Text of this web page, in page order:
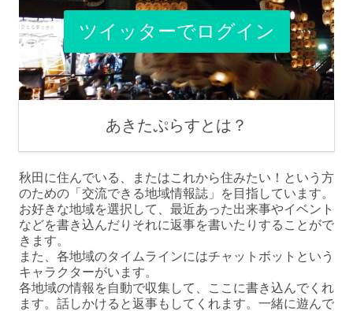
ツイッターでログイン
あきたぷらすとは？
秋田に住んでいる、またはこれから住みたい！という方
のための「交流できる地域情報誌」を目指しています。
お好きな地域を選択して、最近あった出来事やイベント
などを書き込んだりそれに返事を書いたりすることがで
きます。
また、各地域のタイムラインにはチャットボットという
キャラクターがいます。
各地域の情報を自動で収集して、ここに書き込んでくれ
ます。話しかけると返事もしてくれます。一緒に遊んで